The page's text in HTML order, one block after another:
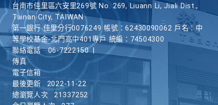
台南市佳里區六安里269號 No. 269, Liuann Li, Jiali Dist.,
Tainan City, TAIWAN
第一銀行 佳里分行0076249 帳號：62430090062 戶名：中
等學校基金-北門高中401專戶 統編：74504300
聯絡電話
06-7222150
傳真
電子信箱
最後更新
2022-11-22
總瀏覽人次
21337252